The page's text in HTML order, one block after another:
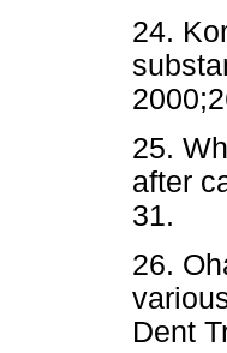
24.
25.
after
31.
26.
Dent